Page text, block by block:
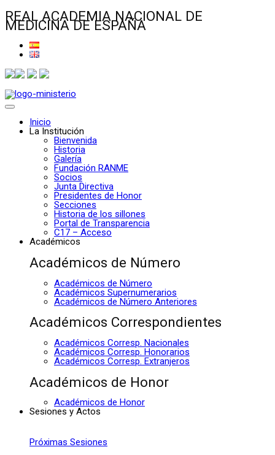
REAL ACADEMIA NACIONAL DE
MEDICINA DE ESPAÑA
Inicio
La Institución
Bienvenida
Historia
Galería
Fundación RANME
Socios
Junta Directiva
Presidentes de Honor
Secciones
Historia de los sillones
Portal de Transparencia
C17 – Acceso
Académicos
Académicos de Número
Académicos de Número
Académicos Supernumerarios
Académicos de Número Anteriores
Académicos Correspondientes
Académicos Corresp. Nacionales
Académicos Corresp. Honorarios
Académicos Corresp. Extranjeros
Académicos de Honor
Académicos de Honor
Sesiones y Actos
Próximas Sesiones